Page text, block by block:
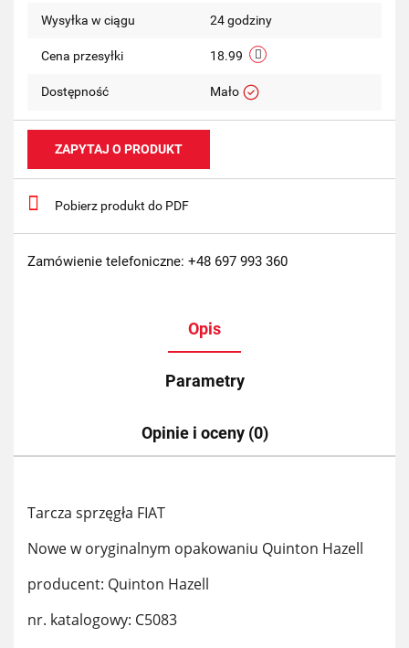
Wysyłka w ciągu 24 godziny
Cena przesyłki 18.99
Dostępność Mało
ZAPYTAJ O PRODUKT
Pobierz produkt do PDF
Zamówienie telefoniczne: +48 697 993 360
Opis
Parametry
Opinie i oceny (0)
Tarcza sprzęgła FIAT
Nowe w oryginalnym opakowaniu Quinton Hazell
producent: Quinton Hazell
nr. katalogowy: C5083